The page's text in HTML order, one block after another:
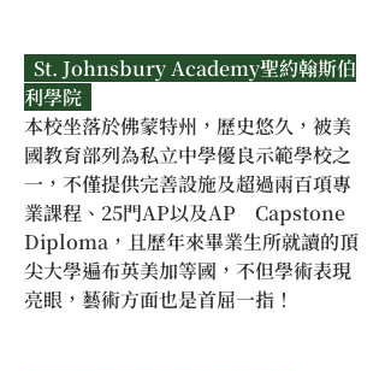
利學院
本校坐落於佛蒙特州，歷史悠久，被美
國教育部列為私立中學優良示範學校之
一，不僅提供完善設施及超過兩百項專
業課程、25門AP以及AP　Capstone
Diploma，且歷年來畢業生所就讀的頂
尖大學遍布英美加等國，不但學術表現
亮眼，藝術方面也是首屈一指！